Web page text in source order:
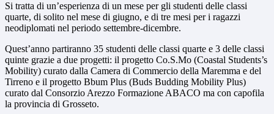
Si tratta di un’esperienza di un mese per gli studenti delle classi
quarte, di solito nel mese di giugno, e di tre mesi per i ragazzi
neodiplomati nel periodo settembre-dicembre.
Quest’anno partiranno 35 studenti delle classi quarte e 3 delle classi
quinte grazie a due progetti: il progetto Co.S.Mo (Coastal Students’s
Mobility) curato dalla Camera di Commercio della Maremma e del
Tirreno e il progetto Bbum Plus (Buds Budding Mobility Plus)
curato dal Consorzio Arezzo Formazione ABACO ma con capofila
la provincia di Grosseto.